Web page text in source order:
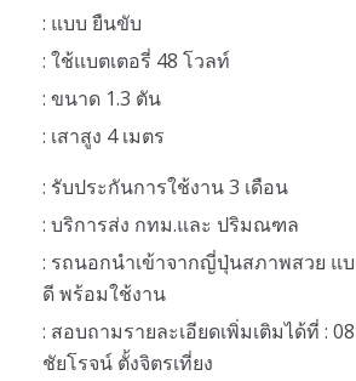
: แบบ ยืนขับ
: ใช้แบตเตอรี่ 48 โวลท์
: ขนาด 1.3 ตัน
: เสาสูง 4 เมตร
: รับประกันการใช้งาน 3 เดือน
: บริการส่ง กทม.และ ปริมณฑล
: รถนอกนำเข้าจากญี่ปุ่นสภาพสวย แบ
ดี พร้อมใช้งาน
: สอบถามรายละเอียดเพิ่มเติมได้ที่ :
ชัยโรจน์ ตั้งจิตรเที่ยง